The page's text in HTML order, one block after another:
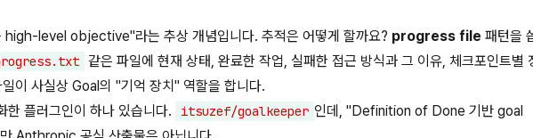
level objective"라는 추상 개념입니다. 추적은 어떻게 할까요? progress file 패턴을
같은 파일에 현재 상태, 완료한 작업, 실패한 접근 방식과 그 이유, 체크포인트별
이 사실상 Goal의 "기억 장치" 역할을 합니다.
한 플러그인이 하나 있습니다.
itsuzef/goalkeeper 인데, "Definition of Done 기반 goal